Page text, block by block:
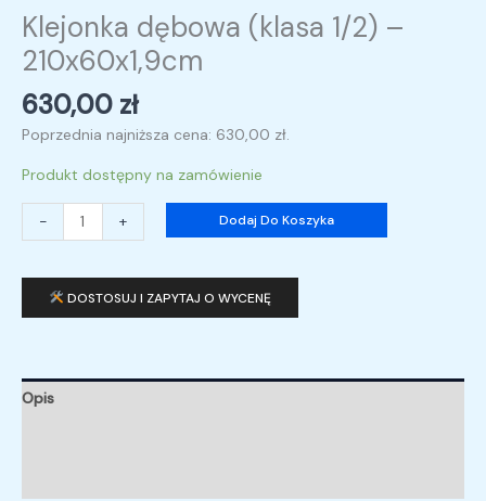
Klejonka dębowa (klasa 1/2) –
210x60x1,9cm
630,00 zł
Poprzednia najniższa cena: 630,00 zł.
Produkt dostępny na zamówienie
- + Dodaj Do Koszyka
DOSTOSUJ I ZAPYTAJ O WYCENĘ
Opis